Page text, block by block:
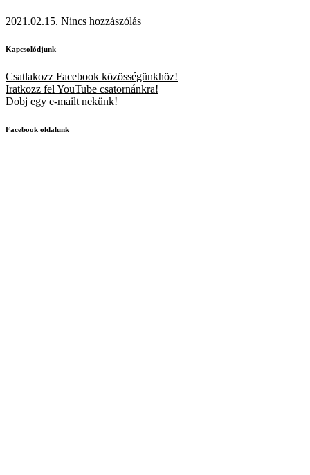
2021.02.15. Nincs hozzászólás
Kapcsolódjunk
Csatlakozz Facebook közösségünkhöz!
Iratkozz fel YouTube csatornánkra!
Dobj egy e-mailt nekünk!
Facebook oldalunk